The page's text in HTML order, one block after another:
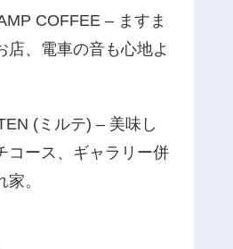
COFFEE – ますま
店、電車の音も心地よ
(ミルテ) – 美味し
コース、ギャラリー併
。